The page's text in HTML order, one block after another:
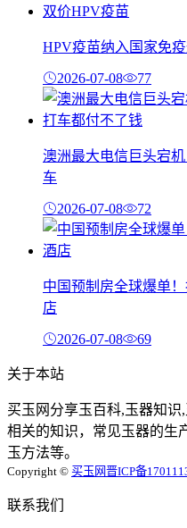
HPV疫苗纳入国家免
2026-07-08 77
澳洲最大电信巨头宕
车
2026-07-08 72
中国预制房全球爆单
店
2026-07-08 69
关于本站
买玉网分享玉百科,玉器知
相关的知识，常见玉器的生
玉方法等。
Copyright © 买玉网晋ICP备
联系我们